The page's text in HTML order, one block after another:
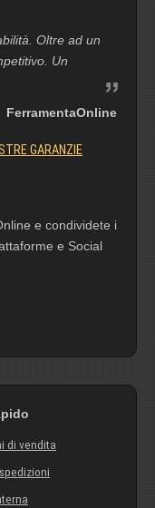
Oltre ad un
Un
FerramentaOnline
GARANZIE
e condividete i
e Social
di vendita